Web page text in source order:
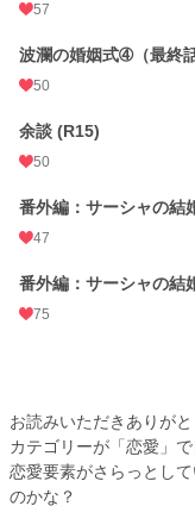
57
波瀾の婚姻式➃（最終話
50
余談 (R15)
50
番外編：サーシャの結
47
番外編：サーシャの結
75
お読みいただきありがと
カテゴリーが「恋愛」
恋愛要素がさらっとし
のかな？